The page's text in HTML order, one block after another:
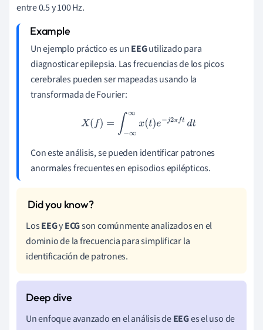
entre 0.5 y 100 Hz.
Un ejemplo práctico es unEEGutilizado para
diagnosticar epilepsia. Las frecuencias de los picos
cerebrales pueden ser mapeadas usando la
transformada de Fourier:
X(f )=∫ ∞ x(t)e−j2πftdt
Con este análisis, se pueden identificar patrones
anormales frecuentes en episodios epilépticos.
LosEEGyECGson comúnmente analizados en el
dominio de la frecuencia para simplificar la
identificación de patrones.
Un enfoque avanzado en el análisis deEEGes el uso de